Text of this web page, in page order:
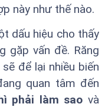
này như thế nào.
dấu hiệu cho thấy
gặp vấn đề. Răng
để lại nhiều biến
quan tâm đến
phải làm sao và